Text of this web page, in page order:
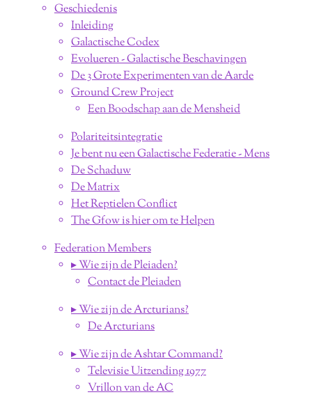
Geschiedenis
Inleiding
Galactische Codex
Evolueren - Galactische Beschavingen
De 3 Grote Experimenten van de Aarde
Ground Crew Project
Een Boodschap aan de Mensheid
Polariteitsintegratie
Je bent nu een Galactische Federatie - Mens
De Schaduw
De Matrix
Het Reptielen Conflict
The Gfow is hier om te Helpen
Federation Members
▸ Wie zijn de Pleiaden?
Contact de Pleiaden
▸ Wie zijn de Arcturians?
De Arcturians
▸ Wie zijn de Ashtar Command?
Televisie Uitzending 1977
Vrillon van de AC